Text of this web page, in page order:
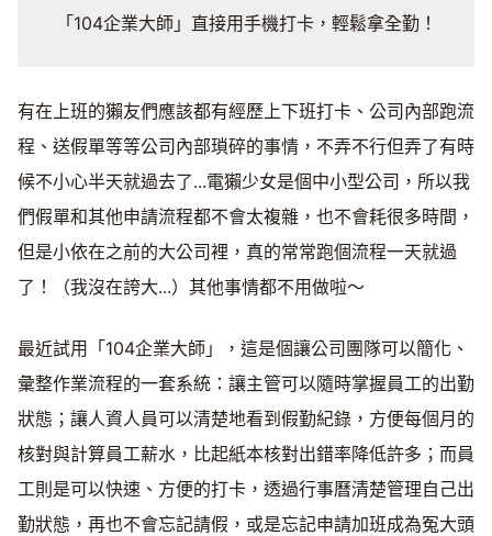
「104企業大師」直接用手機打卡，輕鬆拿全勤！
有在上班的獺友們應該都有經歷上下班打卡、公司內部跑流
程、送假單等等公司內部瑣碎的事情，不弄不行但弄了有時
候不小心半天就過去了...電獺少女是個中小型公司，所以我
們假單和其他申請流程都不會太複雜，也不會耗很多時間，
但是小依在之前的大公司裡，真的常常跑個流程一天就過
了！（我沒在誇大...）其他事情都不用做啦～
最近試用「104企業大師」，這是個讓公司團隊可以簡化、
彙整作業流程的一套系統：讓主管可以隨時掌握員工的出勤
狀態；讓人資人員可以清楚地看到假勤紀錄，方便每個月的
核對與計算員工薪水，比起紙本核對出錯率降低許多；而員
工則是可以快速、方便的打卡，透過行事曆清楚管理自己出
勤狀態，再也不會忘記請假，或是忘記申請加班成為冤大頭